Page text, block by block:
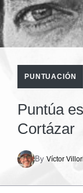
PUNTUACIÓN
Puntúa
Cortázar
By Víctor